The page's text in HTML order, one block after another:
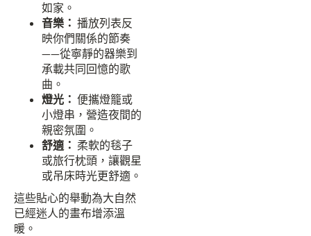
如家。
音樂： 播放列表反
映你們關係的節奏
——從寧靜的器樂到
承載共同回憶的歌
曲。
燈光： 便攜燈籠或
小燈串，營造夜間的
親密氛圍。
舒適： 柔軟的毯子
或旅行枕頭，讓觀星
或吊床時光更舒適。
這些貼心的舉動為大自然
已經迷人的畫布增添溫
暖。